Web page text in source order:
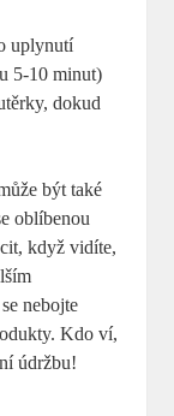
uplynutí
5-10 minut)
dokud
být také
oblíbenou
když vidíte,
nebojte
Kdo ví,
údržbu!